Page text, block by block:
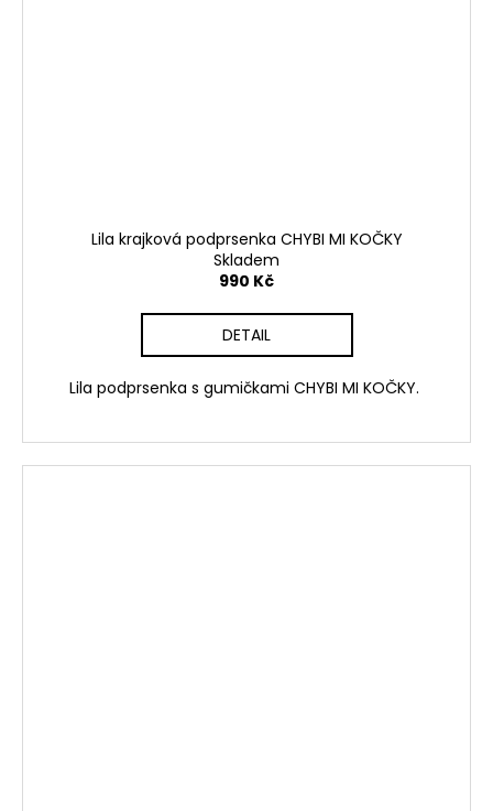
Lila krajková podprsenka CHYBI MI KOČKY
Skladem
990 Kč
DETAIL
Lila podprsenka s gumičkami CHYBI MI KOČKY.